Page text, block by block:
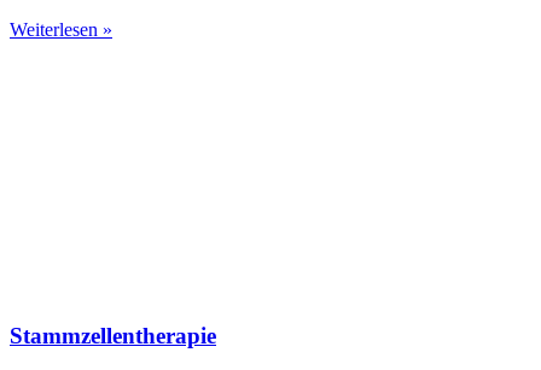
Weiterlesen »
Stammzellentherapie